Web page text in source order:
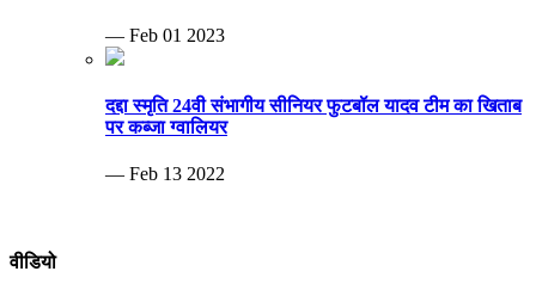
— Feb 01 2023
दद्दा स्मृति 24वी संभागीय सीनियर फुटबॉल यादव टीम का खिताब
पर कब्जा ग्वालियर
— Feb 13 2022
वीडियो